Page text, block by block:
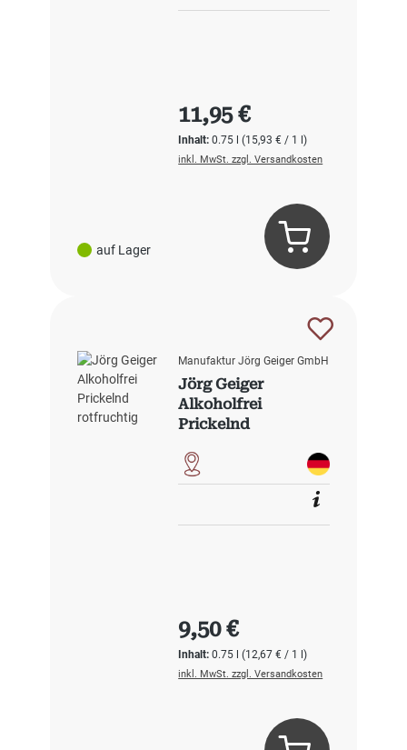
auf Lager
Inhalt:0.75 l(15,93 € / 1 l)
Regulärer Preis:
11,95 €
inkl. MwSt. zzgl. Versandkosten
Manufaktur Jörg Geiger GmbH
Jörg Geiger
Alkoholfrei
Prickelnd
Inhalt:0.75 l(12,67 € / 1 l)
Regulärer Preis:
9,50 €
inkl. MwSt. zzgl. Versandkosten